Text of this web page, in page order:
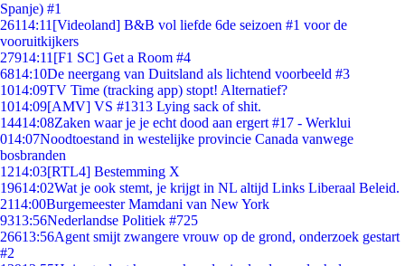
Spanje) #1
26114:11 [Videoland] B&B vol liefde 6de seizoen #1 voor de
vooruitkijkers
27914:11 [F1 SC] Get a Room #4
6814:10De neergang van Duitsland als lichtend voorbeeld #3
1014:09TV Time (tracking app) stopt! Alternatief?
1014:09[AMV] VS #1313 Lying sack of shit.
14414:08Zaken waar je je echt dood aan ergert #17 - Werklui
014:07Noodtoestand in westelijke provincie Canada vanwege
bosbranden
1214:03[RTL4] Bestemming X
19614:02Wat je ook stemt, je krijgt in NL altijd Links Liberaal Beleid.
2114:00Burgemeester Mamdani van New York
9313:56Nederlandse Politiek #725
26613:56Agent smijt zwangere vrouw op de grond, onderzoek gestart
#2